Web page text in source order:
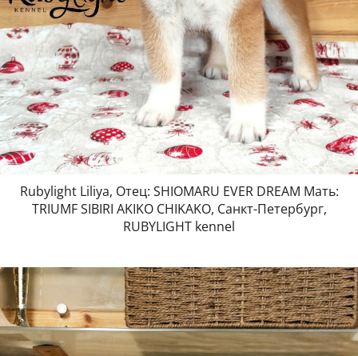
Rubylight Liliya, Отец: SHIOMARU EVER DREAM Мать:
TRIUMF SIBIRI AKIKO CHIKAKO, Санкт-Петербург,
RUBYLIGHT kennel